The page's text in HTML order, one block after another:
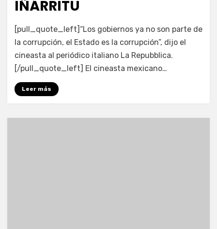
IÑÁRRITU
por Enrique
[pull_quote_left]“Los gobiernos ya no son parte de
la corrupción, el Estado es la corrupción”, dijo el
cineasta al periódico italiano La Repubblica.
[/pull_quote_left] El cineasta mexicano…
Leer más